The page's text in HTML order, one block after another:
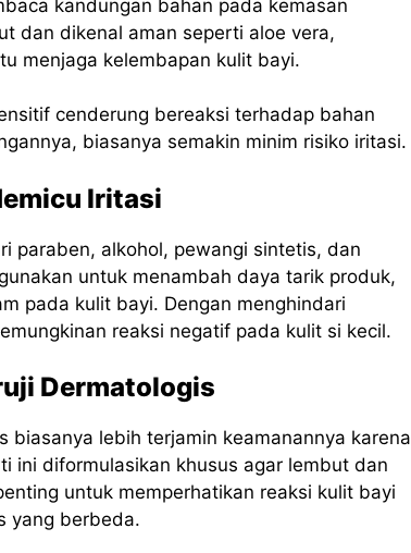
kandungan bahan pada kemasan
dan dikenal aman seperti aloe vera,
menjaga kelembapan kulit bayi.
cenderung bereaksi terhadap bahan
biasanya semakin minim risiko iritasi.
Iritasi
paraben, alkohol, pewangi sintetis, dan
untuk menambah daya tarik produk,
pada kulit bayi. Dengan menghindari
reaksi negatif pada kulit si kecil.
Dermatologis
biasanya lebih terjamin keamanannya karena
ini diformulasikan khusus agar lembut dan
untuk memperhatikan reaksi kulit bayi
yang berbeda.